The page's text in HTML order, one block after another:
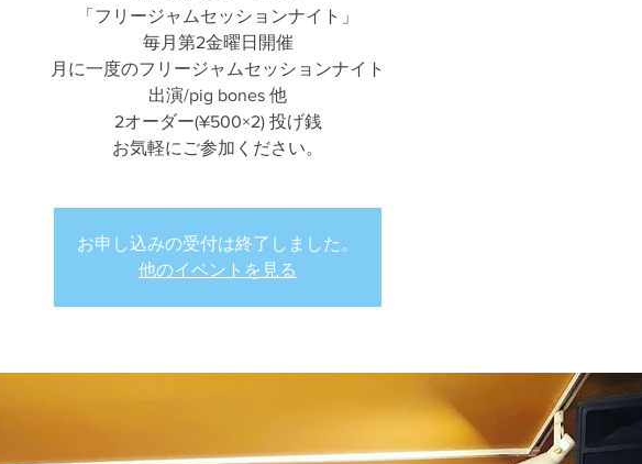
「フリージャムセッションナイト」
毎月第2金曜日開催
月に一度のフリージャムセッションナイト
出演/pig bones 他
2オーダー(¥500×2) 投げ銭
お気軽にご参加ください。
お申し込みの受付は終了しました。
他のイベントを見る